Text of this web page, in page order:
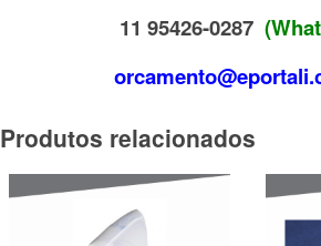
11 95426-0287
Produtos relacionados